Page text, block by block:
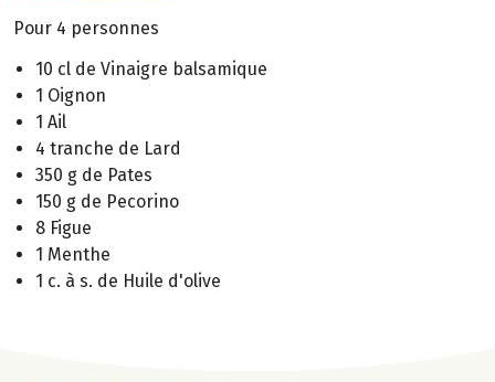
Pour 4 personnes
10 cl de Vinaigre balsamique
1 Oignon
1 Ail
4 tranche de Lard
350 g de Pates
150 g de Pecorino
8 Figue
1 Menthe
1 c. à s. de Huile d'olive